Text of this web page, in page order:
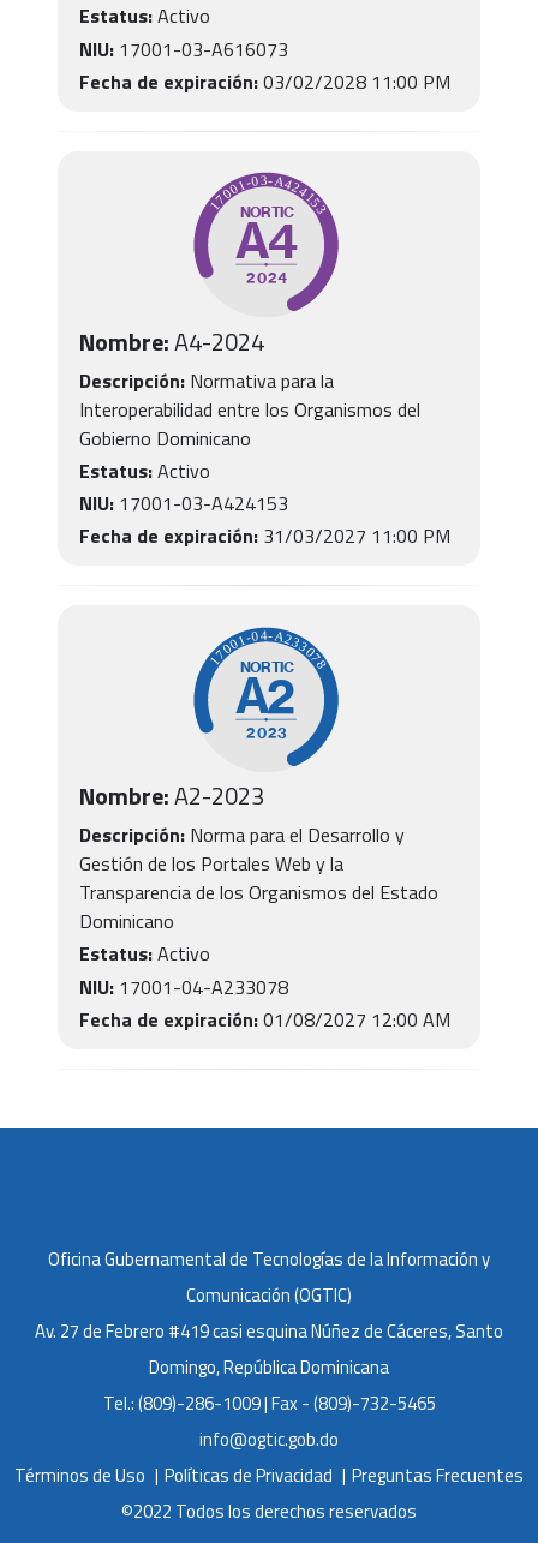
Estatus:Activo
NIU: 17001-03-A616073
Fecha de expiración:03/02/2028 11:00 PM
Nombre:A4-2024
Descripción: Normativa para la
Interoperabilidad entre los Organismos del
Gobierno Dominicano
Estatus:Activo
NIU: 17001-03-A424153
Fecha de expiración: 31/03/2027 11:00 PM
Nombre:A2-2023
Descripción: Norma para el Desarrollo y
Gestión de los Portales Web y la
Transparencia de los Organismos del Estado
Dominicano
Estatus:Activo
NIU: 17001-04-A233078
Fecha de expiración:01/08/2027 12:00 AM
Oficina Gubernamental de Tecnologías de la Información y
Comunicación (OGTIC)
Av. 27 de Febrero #419 casi esquina Núñez de Cáceres, Santo
Domingo, República Dominicana
Tel.: (809)-286-1009 | Fax - (809)-732-5465
info@ogtic.gob.do
Términos de Uso
Políticas de Privacidad
Preguntas Frecuentes
©2022 Todos los derechos reservados